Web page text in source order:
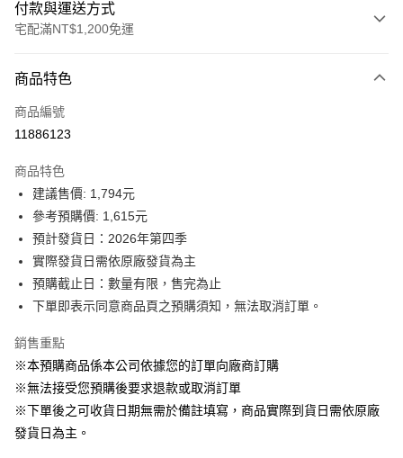
付款與運送方式
宅配滿NT$1,200免運
信用卡一次付款
信用卡分期付款
玉山商業銀行
6 期 0 利率 每期
LINE Pay
Apple Pay
街口支付
悠遊付
Google Pay
AFTEE先享後付
相關說明
商品特色
商品編號
11886123
商品特色
建議售價: 1,794元
參考預購價: 1,615元
預計發貨日：2026年第四季
實際發貨日需依原廠發貨為主
預購截止日：數量有限，售完為止
下單即表示同意商品頁之預購須知，無法取消訂單。
銷售重點
※本預購商品係本公司依據您的訂單向廠商訂購
※無法接受您預購後要求退款或取消訂單
※下單後之可收貨日期無需於備註填寫，商品實際到貨日需依原廠
發貨日為主。